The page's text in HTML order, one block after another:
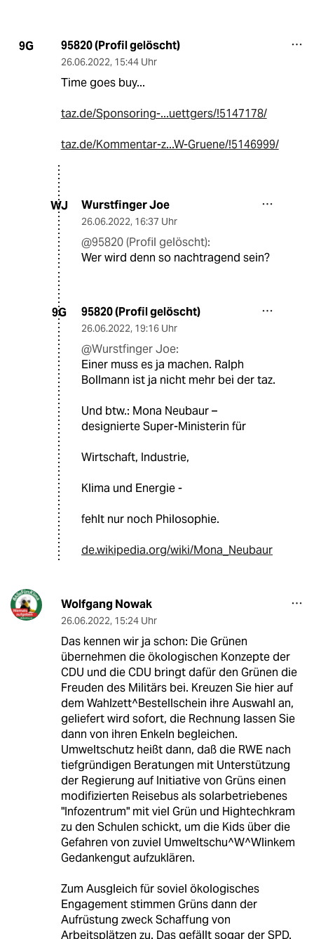
9G 95820 (Profil gelöscht)
26.06.2022, 15:44 Uhr
Time goes buy...
taz.de/Sponsoring-...uettgers/!5147178/
taz.de/Kommentar-z...W-Gruene/!5146999/
WJ Wurstfinger Joe
26.06.2022, 16:37 Uhr
@95820 (Profil gelöscht):
Wer wird denn so nachtragend sein?
9G 95820 (Profil gelöscht)
26.06.2022, 19:16 Uhr
@Wurstfinger Joe:
Einer muss es ja machen. Ralph
Bollmann ist ja nicht mehr bei der taz.
Und btw.: Mona Neubaur –
designierte Super-Ministerin für
Wirtschaft, Industrie,
Klima und Energie -
fehlt nur noch Philosophie.
de.wikipedia.org/wiki/Mona_Neubaur
Wolfgang Nowak
26.06.2022, 15:24 Uhr
Das kennen wir ja schon: Die Grünen
übernehmen die ökologischen Konzepte der
CDU und die CDU bringt dafür den Grünen die
Freuden des Militärs bei. Kreuzen Sie hier auf
dem Wahlzett^Bestellschein ihre Auswahl an,
geliefert wird sofort, die Rechnung lassen Sie
dann von ihren Enkeln begleichen.
Umweltschutz heißt dann, daß die RWE nach
tiefgründigen Beratungen mit Unterstützung
der Regierung auf Initiative von Grüns einen
modifizierten Reisebus als solarbetriebenes
"Infozentrum" mit viel Grün und Hightechkram
zu den Schulen schickt, um die Kids über die
Gefahren von zuviel Umweltschu^W^Wlinkem
Gedankengut aufzuklären.
Zum Ausgleich für soviel ökologisches
Engagement stimmen Grüns dann der
Aufrüstung zweck Schaffung von
Arbeitsplätzen zu. Das gefällt sogar der SPD.